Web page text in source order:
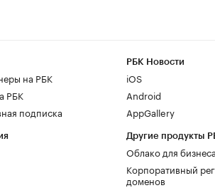
на РБК
РБК
подписка
РБК Новости
iOS
Android
AppGallery
Другие продукты
Облако для бизнеса
Корпоративный
доменов